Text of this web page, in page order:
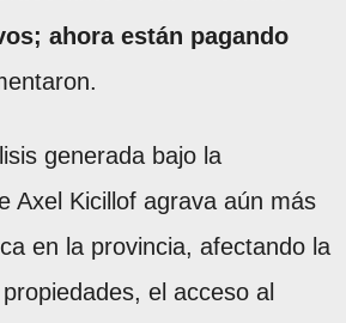
ahora están pagando
generada bajo la
Axel Kicillof agrava aún más
en la provincia, afectando la
el acceso al